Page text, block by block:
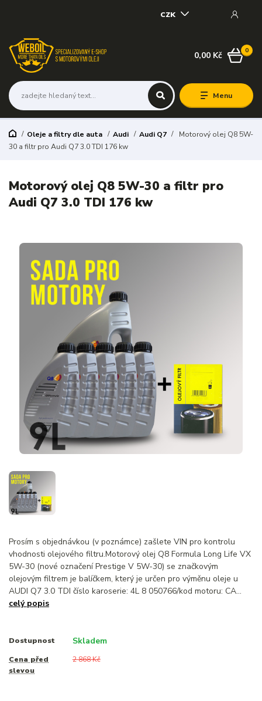
Menu
CZK
0
0,00 Kč
Oleje a filtry dle auta Audi Audi Q7
Motorový olej Q8 5W-
30 a filtr pro Audi Q7 3.0 TDI 176 kw
Motorový olej Q8 5W-30 a filtr pro
Audi Q7 3.0 TDI 176 kw
Prosím s objednávkou (v poznámce) zašlete VIN pro kontrolu
vhodnosti olejového filtru.Motorový olej Q8 Formula Long Life VX
5W-30 (nové označení Prestige V 5W-30) se značkovým
olejovým filtrem je balíčkem, který je určen pro výměnu oleje u
AUDI Q7 3.0 TDI číslo karoserie: 4L 8 050766/kod motoru: CA...
celý popis
Dostupnost Skladem
Cena před
slevou
2 868 Kč